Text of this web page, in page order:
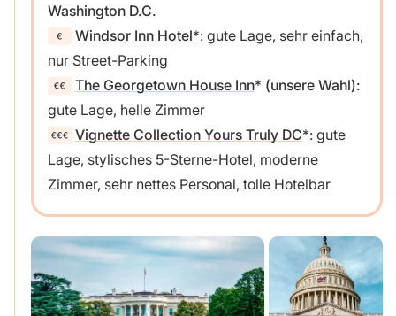
Washington D.C.
Windsor Inn Hotel : gute Lage, sehr einfach,
nur Street-Parking
The Georgetown House Inn
(unsere Wahl):
gute Lage, helle Zimmer
Vignette Collection Yours Truly DC : gute
Lage, stylisches 5-Sterne-Hotel, moderne
Zimmer, sehr nettes Personal, tolle Hotelbar